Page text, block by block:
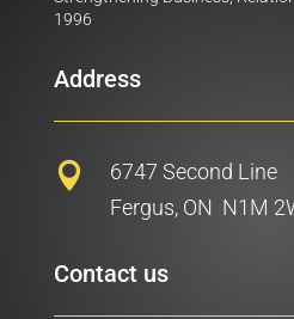
1996
Address

6747 Second Line
Fergus, ON N1M
Contact us